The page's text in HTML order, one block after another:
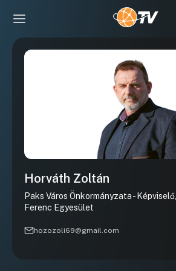
Horváth Zoltán
Paks Város Önkormányzata -
Ferenc Egyesület
hozozoli69@gmail.com